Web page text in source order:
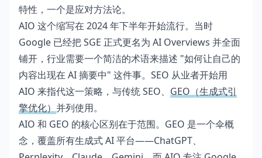
特性，一个是应对方法论。
AIO 这个缩写在 2024 年下半年开始流行。当时
Google 已经把 SGE 正式更名为 AI Overviews 并全面
铺开，行业需要一个简洁的术语来描述 "如何让自己的
内容出现在 AI 摘要中" 这件事。SEO 从业者开始用
AIO 来指代这一策略，与传统 SEO、 GEO（生成式引
擎优化） 并列使用。
AIO 和 GEO 的核心区别在于范围。GEO 是一个伞概
念，覆盖所有生成式 AI 平台——ChatGPT、